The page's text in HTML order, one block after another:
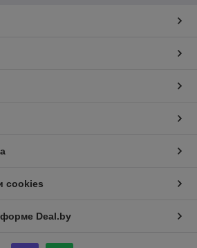
cookies
Deal.by